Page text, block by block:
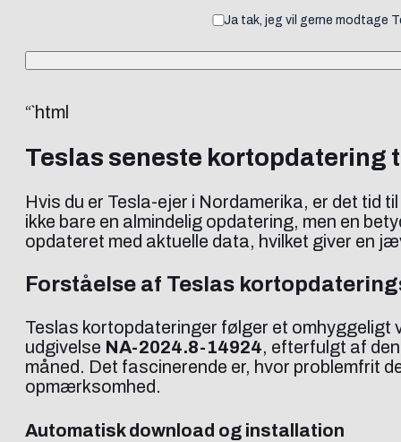
Ja tak, jeg vil gerne modtage
“`html
Teslas seneste kortopdatering
Hvis du er Tesla-ejer i Nordamerika, er det tid
ikke bare en almindelig opdatering, men en
opdateret med aktuelle data, hvilket giver en
Forståelse af Teslas
Teslas kortopdateringer følger et
udgivelse NA-2024.8-14924, efterfulgt af
måned. Det fascinerende er, hvor problemfrit
opmærksomhed.
Automatisk download og installation